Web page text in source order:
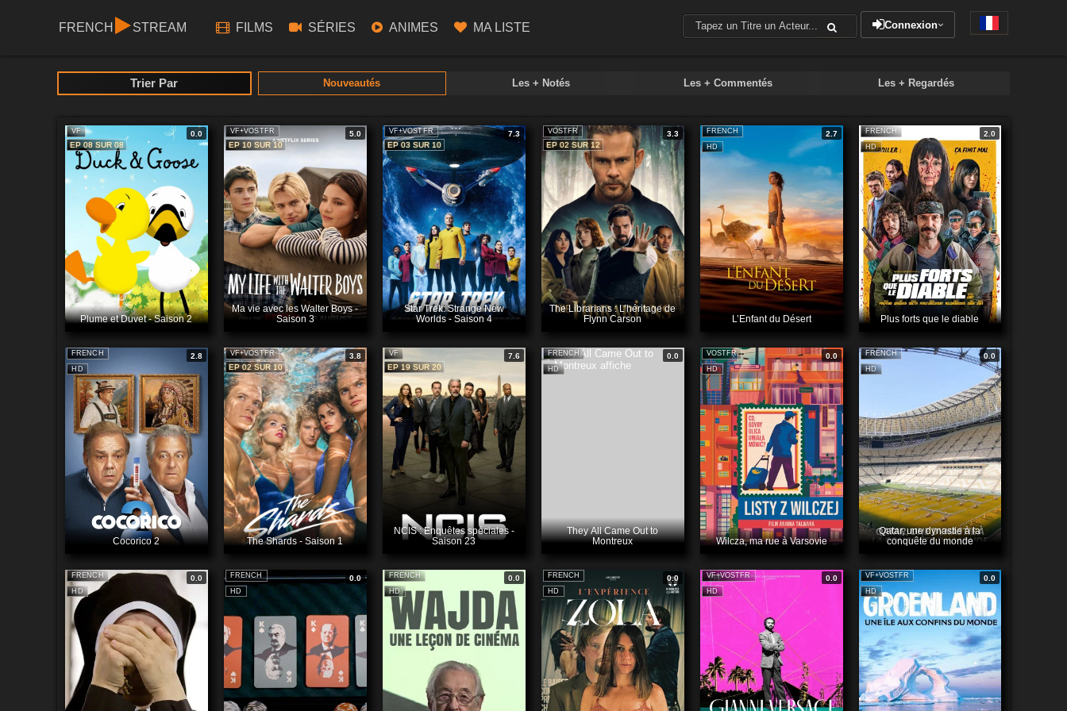
FRENCH STREAM FILMS SÉRIES ANIMES MA LISTE Connexion
Trier Par Nouveautés Les + Notés Les + Commentés Les + Regardés
VF
0.0
EP 08 SUR 08
Plume et Duvet - Saison 2
VF+VOSTFR
5.0
EP 10 SUR 10
Ma vie avec les Walter Boys -
Saison 3
VF+VOSTFR
7.3
EP 03 SUR 10
Star Trek: Strange New
Worlds - Saison 4
VOSTFR
3.3
EP 02 SUR 12
The Librarians : L’héritage de
Flynn Carson
HD
FRENCH 2.7
L’Enfant du Désert
HD
FRENCH 2.0
Plus forts que le diable
HD
FRENCH 2.8
Cocorico 2
VF+VOSTFR
3.8
EP 02 SUR 10
The Shards - Saison 1
VF
7.6
EP 19 SUR 20
NCIS : Enquêtes spéciales -
Saison 23
HD
FRENCH 0.0
They All Came Out to
Montreux
HD
VOSTFR 0.0
Wilcza, ma rue à Varsovie
HD
FRENCH 0.0
Qatar, une dynastie à la
conquête du monde
HD
FRENCH 0.0
HD
FRENCH 0.0
HD
FRENCH 0.0
HD
FRENCH 0.0
HD
VF+VOSTFR 0.0
HD
VF+VOSTFR 0.0